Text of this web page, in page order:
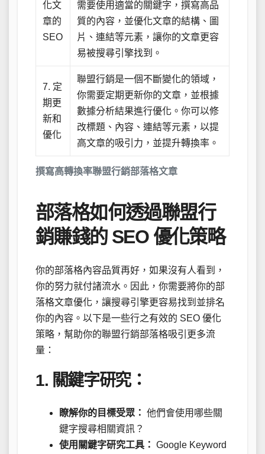
撰寫高轉換率聯盟行銷部落格文章
化文
章的
SEO
需要使用適當的關鍵字，撰寫高品
質的內容，並優化文章的結構、圖
片、連結等元素，讓你的文章更容
易被搜尋引擎找到。
7. 定
期更
新和
優化
聯盟行銷是一個不斷變化的領域，
你需要定期更新你的文章，並根據
數據分析結果進行優化。你可以修
改標題、內容、連結等元素，以提
高文章的吸引力，並提升轉換率。
部落格如何透過聯盟行
銷賺錢的 SEO 優化策略
你的部落格內容品質再好，如果沒有人看到，
你的努力就付諸流水。因此，你需要將你的部
落格文章優化，讓搜尋引擎更容易找到並排名
你的內容。以下是一些行之有效的 SEO 優化
策略，幫助你的聯盟行銷部落格吸引更多流
量：
1. 關鍵字研究：
瞭解你的目標受眾： 他們會使用哪些關
鍵字搜尋相關資訊？
使用關鍵字研究工具： Google Keyword